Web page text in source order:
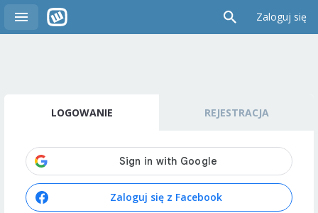
Zaloguj się
LOGOWANIE REJESTRACJA
Zaloguj się z Facebook